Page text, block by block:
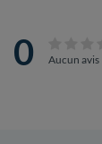
0 Aucun avis